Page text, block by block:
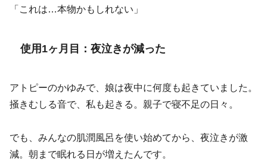
「これは…本物かもしれない」
使用1ヶ月目：夜泣きが減った
アトピーのかゆみで、娘は夜中に何度も起きていました。
掻きむしる音で、私も起きる。親子で寝不足の日々。
でも、みんなの肌潤風呂を使い始めてから、夜泣きが激
減。朝まで眠れる日が増えたんです。